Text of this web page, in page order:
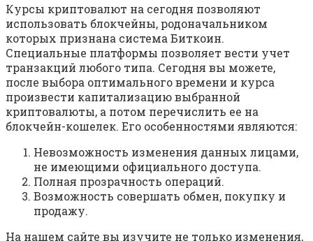
Курсы криптовалют на сегодня позволяют
использовать блокчейны, родоначальником
которых признана система Биткоин.
Специальные платформы позволяет вести учет
транзакций любого типа. Сегодня вы можете,
после выбора оптимального времени и курса
произвести капитализацию выбранной
криптовалюты, а потом перечислить ее на
блокчейн-кошелек. Его особенностями являются:
Невозможность изменения данных лицами,
не имеющими официального доступа.
Полная прозрачность операций.
Возможность совершать обмен, покупку и
продажу.
На нашем сайте вы изучите не только изменения,